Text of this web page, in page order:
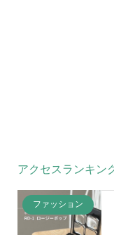
アクセスランキン
ファッション